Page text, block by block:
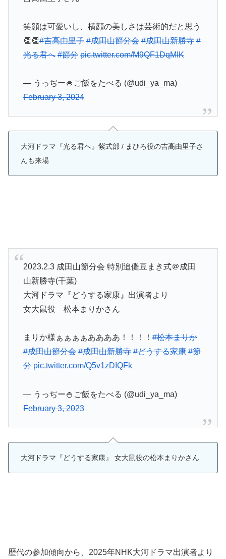
笑顔は可愛いし、横顔の美しさは芸術的だと思う
👏👏#吉高由里子 #成田山節分会 #成田山新勝寺 #
光る君へ #節分 pic.twitter.com/M9QF1DqMIK
— うっぢー🍚ご飯をたべる (@udi_ya_ma)
February 3, 2024
大河ドラマ『光る君へ』紫式部 / まひろ役の吉高由里子さ
んも来場
2023.2.3 成田山節分会 特別追儺豆まき式＠成田
山新勝寺(千葉)
大河ドラマ『どうする家康』出演者より
女大鼠役 松本まりかさん
まりか様ぁぁぁぁああああ！！！！#松本まりか
#成田山節分会 #成田山新勝寺 #どうする家康 #節
分 pic.twitter.com/Q5v1zDIQFk
— うっぢー🍚ご飯をたべる (@udi_ya_ma)
February 3, 2023
大河ドラマ『どうする家康』 女大鼠役の松本まりかさん
歴代の参加傾向から、2025年NHK大河ドラマ出演者より